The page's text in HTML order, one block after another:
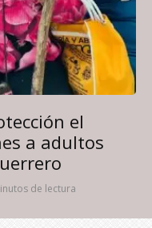
el
a adultos
de lectura